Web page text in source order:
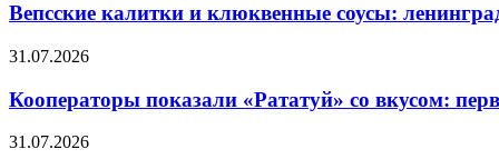
Вепсские калитки и клюквенные соусы:
31.07.2026
Кооператоры показали «Рататуй» со вкусом:
31.07.2026